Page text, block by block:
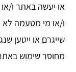
או יעשה באתר ו/
ו/או מי מטעמה לא
שייגרם או ייטען
מחוסר שימוש